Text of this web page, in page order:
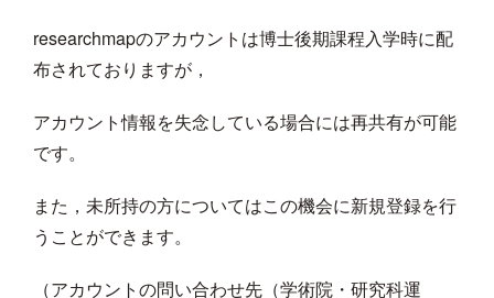
researchmapのアカウントは博士後期課程入学時に配
布されておりますが，
アカウント情報を失念している場合には再共有が可能
です。
また，未所持の方についてはこの機会に新規登録を行
うことができます。
（アカウントの問い合わせ先（学術院・研究科運